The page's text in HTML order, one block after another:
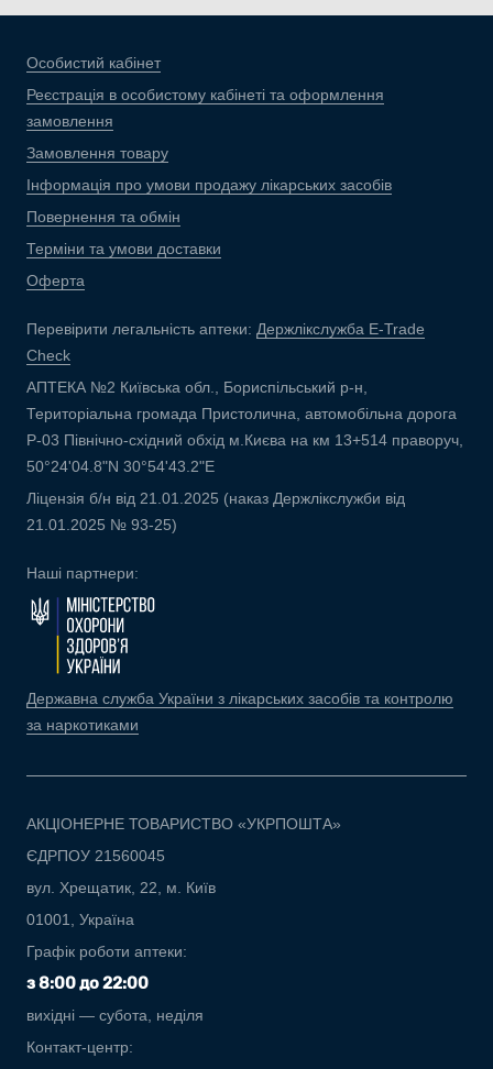
Особистий кабінет
Реєстрація в особистому кабінеті та оформлення
замовлення
Замовлення товару
Інформація про умови продажу лікарських засобів
Повернення та обмін
Терміни та умови доставки
Оферта
Перевірити легальність аптеки: Держлікслужба E-Trade
Check
АПТЕКА №2 Київська обл., Бориспільський р-н,
Територіальна громада Пристолична, автомобільна дорога
Р-03 Північно-східний обхід м.Києва на км 13+514 праворуч,
50°24'04.8"N 30°54'43.2"E
Ліцензія б/н від 21.01.2025 (наказ Держлікслужби від
21.01.2025 № 93-25)
Наші партнери:
Державна служба України з лікарських засобів та контролю
за наркотиками
АКЦІОНЕРНЕ ТОВАРИСТВО «УКРПОШТА»
ЄДРПОУ 21560045
вул. Хрещатик, 22, м. Київ
01001, Україна
Графік роботи аптеки:
з 8:00 до 22:00
вихідні — субота, неділя
Контакт-центр: